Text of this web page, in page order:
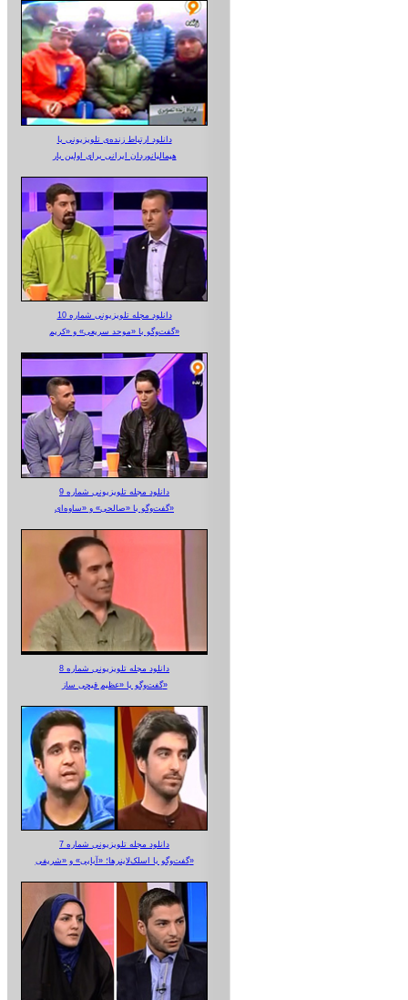
دانلود ارتباط زنده‌ی تلویزیونی‌ با
هیمالیانوردان ایرانی برای اولین بار
دانلود مجله تلویزیونی شماره 10
گفت‌وگو با «موحد سریعی» و «کریم»
دانلود مجله تلویزیونی شماره 9
گفت‌وگو با «صالحی» و «ساوه‌ای»
دانلود مجله تلویزیونی شماره 8
گفت‌وگو با «عظیم قیچی ساز»
دانلود مجله تلویزیونی شماره 7
گفت‌وگو با اسلک‌لاینرها؛ «آبایی» و «شریفی»